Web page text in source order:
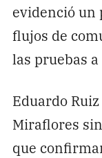
evidenció un
flujos de
las pruebas
Eduardo
Miraflores
que